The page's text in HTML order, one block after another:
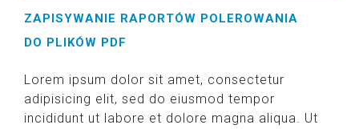
ZAPISYWANIE RAPORTÓW POLEROWANIA
DO PLIKÓW PDF
Lorem ipsum dolor sit amet, consectetur
adipisicing elit, sed do eiusmod tempor
incididunt ut labore et dolore magna aliqua. Ut